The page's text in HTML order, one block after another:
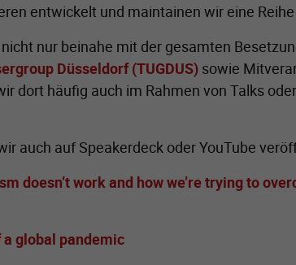
entwickelt und maintainen wir eine
nur beinahe mit der gesamten
Düsseldorf (TUGDUS) sowie
dort häufig auch im Rahmen von Talks
auch auf Speakerdeck oder YouTube
doesn’t work and how we’re trying to
global pandemic